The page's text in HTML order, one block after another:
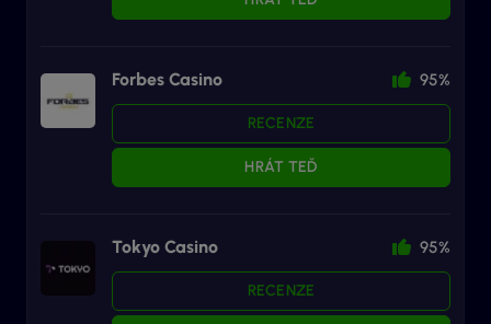
Forbes Casino 95%
RECENZE
HRÁT TEĎ
Tokyo Casino 95%
RECENZE